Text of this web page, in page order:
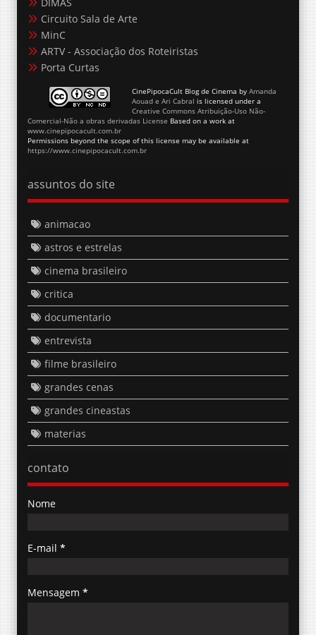
Circuito Sala de Arte
MinC
ARTV - Associação dos Roteiristas
Porta Curtas
CinePipocaCult Blog de Cinema by Amanda
Aouad e Ari Cabral is licensed under a
Creative Commons Atribuição-Uso Não-
Comercial-Não a obras derivadas License Based on a work at
www.cinepipocacult.com.br
Permissions beyond the scope of this license may be available at
https://www.cinepipocacult.com.br
assuntos do site
animacao
astros e estrelas
cinema brasileiro
critica
documentario
entrevista
filme brasileiro
grandes cenas
grandes cineastas
materias
contato
Nome
E-mail *
Mensagem *